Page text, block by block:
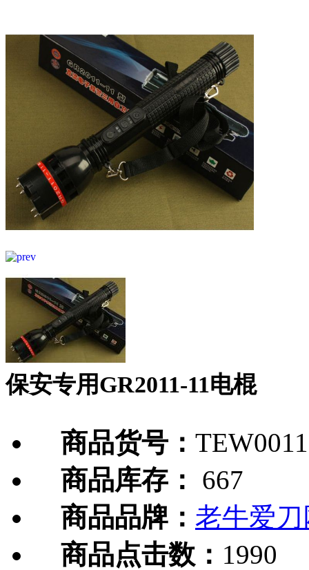
保安专用GR2011-11电棍
商品货号：
商品库存：
667
商品品牌： 老牛爱刀
商品点击数： 1990